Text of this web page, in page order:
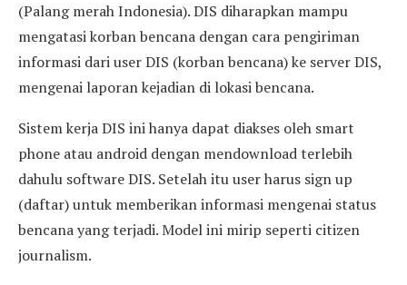
(Palang merah Indonesia). DIS diharapkan mampu
mengatasi korban bencana dengan cara pengiriman
informasi dari user DIS (korban bencana) ke server DIS,
mengenai laporan kejadian di lokasi bencana.
Sistem kerja DIS ini hanya dapat diakses oleh smart
phone atau android dengan mendownload terlebih
dahulu software DIS. Setelah itu user harus sign up
(daftar) untuk memberikan informasi mengenai status
bencana yang terjadi. Model ini mirip seperti citizen
journalism.